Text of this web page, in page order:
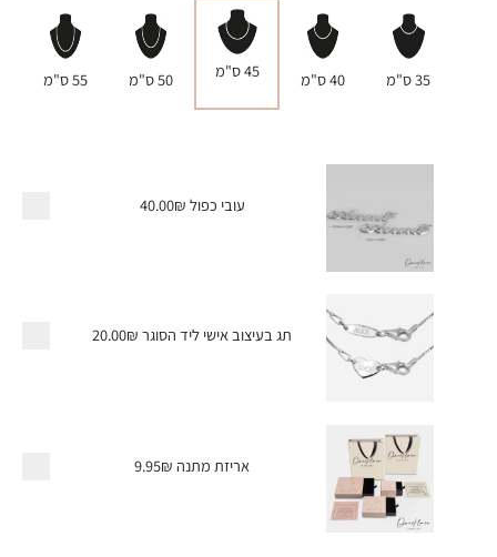
35 ס"מ 40 ס"מ 45 ס"מ 50 ס"מ 55 ס"מ
עובי כפול 40.00₪
תג בעיצוב אישי ליד הסוגר 20.00₪
אריזת מתנה 9.95₪